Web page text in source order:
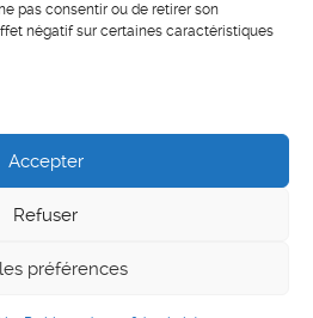
pas consentir ou de retirer son
négatif sur certaines caractéristiques
Accepter
Refuser
préférences